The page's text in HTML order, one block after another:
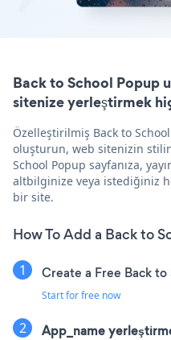
Back to School Popup
sitenize yerleştirmek
Özelleştirilmiş Back to
oluşturun, web sitenizin
School Popup sayfanıza,
altbilginize veya istediğiniz
bir site.
How To Add a Back to
Create a Free Back
Start for free now
App_name